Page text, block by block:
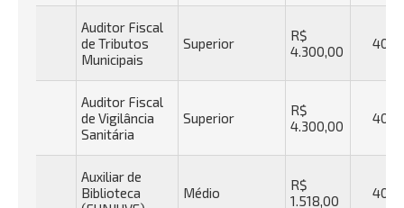
Auditor Fiscal
de Tributos
Municipais
Superior
R$
4.300,00
40h
Auditor Fiscal
de Vigilância
Sanitária
Superior
R$
4.300,00
40h
Auxiliar de
Biblioteca
Médio
R$
1.518,00
40h